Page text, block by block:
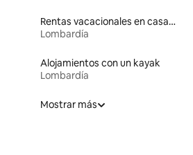
Rentas vacacionales en casas rodantes
Lombardía
Alojamientos con un kayak
Lombardía
Mostrar más